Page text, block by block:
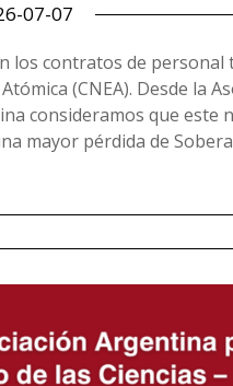
07-07
los contratos de personal
(CNEA). Desde la
consideramos que este
mayor pérdida de